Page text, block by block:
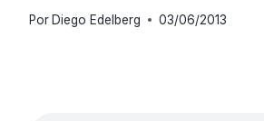
Por Diego Edelberg 03/06/2013